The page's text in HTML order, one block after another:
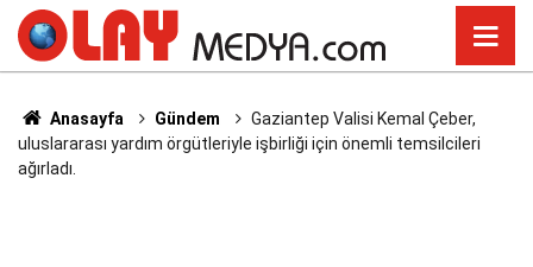
Anasayfa Gündem
Gaziantep Valisi Kemal Çeber,
uluslararası yardım örgütleriyle işbirliği için önemli temsilcileri
ağırladı.